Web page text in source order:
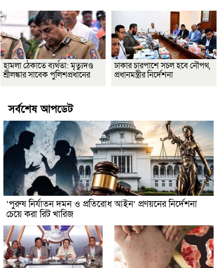
হামলা ঠেকাতে ব্যর্থতা: মৃত্যুদণ্ড
শ্রীলঙ্কার সাবেক পুলিশপ্রধানের
ঢাকার চারপাশে সচল হবে নৌপথ,
প্রধানমন্ত্রীর নির্দেশনা
সর্বশেষ আপডেট
‘পুরুষ নির্যাতন দমন ও প্রতিরোধ আইন’ প্রণয়নের নির্দেশনা
চেয়ে করা রিট খারিজ